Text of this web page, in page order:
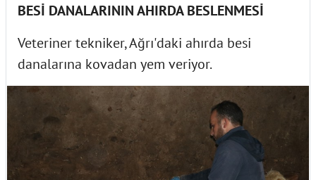
BESİ DANALARININ AHIRDA BESLENMESİ
Veteriner tekniker, Ağrı'daki ahırda besi
danalarına kovadan yem veriyor.